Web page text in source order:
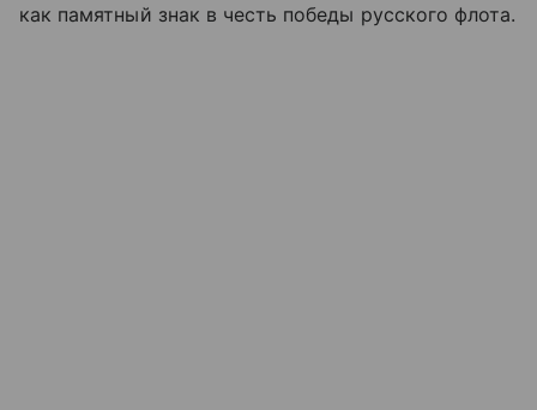
как памятный знак в честь победы русского флота.